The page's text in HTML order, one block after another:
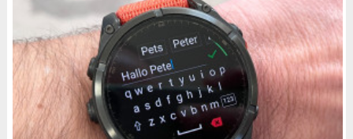
Finálka pro Forerunnery: Garmin Messenger,
jet lag a nalezení ztraceného mobilu při aktivitě